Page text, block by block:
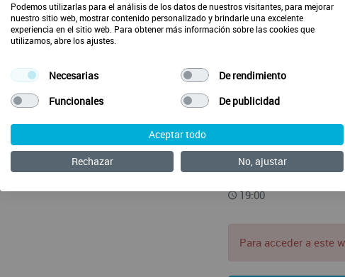
CLASE
Con los ejercicios de
Ponentes
Fecha/Hora
19:00
Para acceder a este
Podemos utilizarlas para el análisis de los datos de nuestros visitantes, para mejorar
nuestro sitio web, mostrar contenido personalizado y brindarle una excelente
experiencia en el sitio web. Para obtener más información sobre las cookies que
utilizamos, abre los ajustes.
Necesarias
De rendimiento
Funcionales
De publicidad
Aceptar todo
Rechazar
No, ajustar